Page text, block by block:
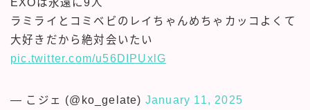
ラミライとコミベビのレイちゃんめちゃカッコよくて
大好きだから絶対会いたい
pic.twitter.com/u56DIPUxlG
— こジェ (@ko_gelate) January 11, 2025